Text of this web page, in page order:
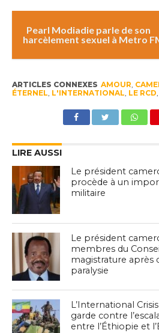
Pearl Modiadie parle de son
harcèlement sexuel à Metro
ARTICLES CONNEXES AMOUR,
ÉTERNEL, L'INTERNATIONAL, LE RCD,
LIRE AUSSI
Le président
procède à un
militaire
Le président
membres du
magistrature après
paralysie
L’International
garde contre
entre l’Éthiopie et